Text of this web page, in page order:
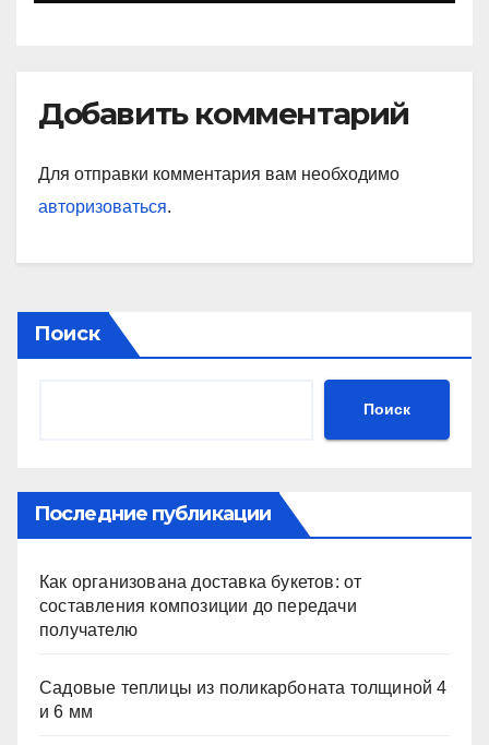
Добавить комментарий
Для отправки комментария вам необходимо
авторизоваться.
Поиск
Поиск
Последние публикации
Как организована доставка букетов: от
составления композиции до передачи
получателю
Садовые теплицы из поликарбоната толщиной 4
и 6 мм